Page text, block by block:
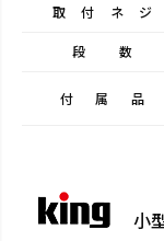
取付ネ
段
付属
小